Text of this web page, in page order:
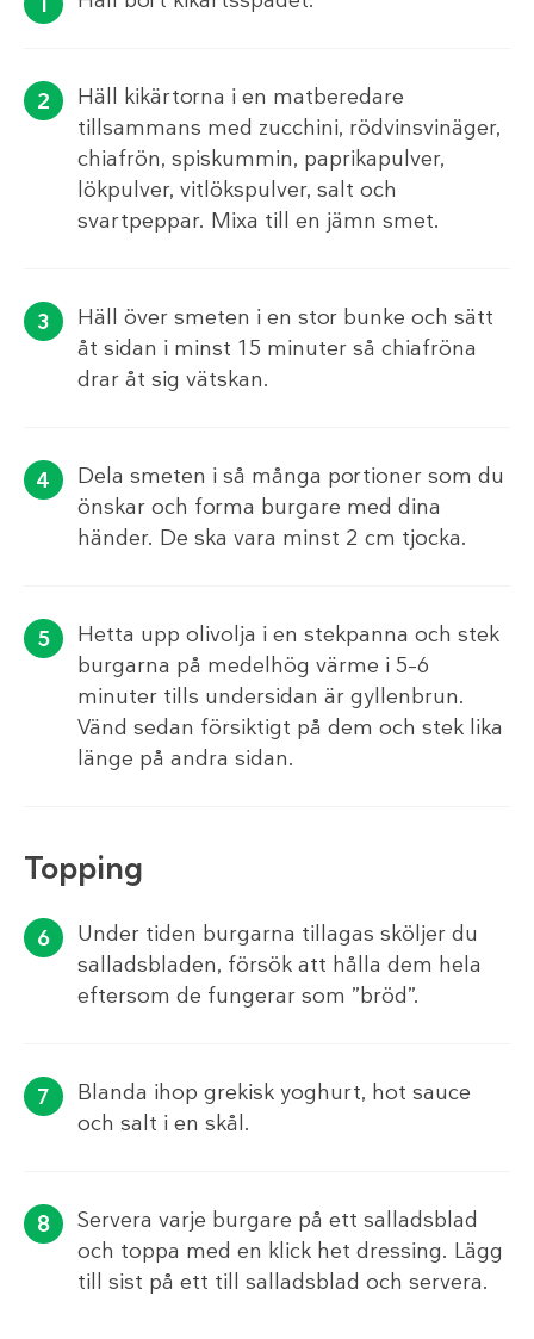
Häll kikärtorna i en matberedare
tillsammans med zucchini, rödvinsvinäger,
chiafrön, spiskummin, paprikapulver,
lökpulver, vitlökspulver, salt och
svartpeppar. Mixa till en jämn smet.
Häll över smeten i en stor bunke och sätt
åt sidan i minst 15 minuter så chiafröna
drar åt sig vätskan.
Dela smeten i så många portioner som du
önskar och forma burgare med dina
händer. De ska vara minst 2 cm tjocka.
Hetta upp olivolja i en stekpanna och stek
burgarna på medelhög värme i 5–6
minuter tills undersidan är gyllenbrun.
Vänd sedan försiktigt på dem och stek lika
länge på andra sidan.
Topping
Under tiden burgarna tillagas sköljer du
salladsbladen, försök att hålla dem hela
eftersom de fungerar som ”bröd”.
Blanda ihop grekisk yoghurt, hot sauce
och salt i en skål.
Servera varje burgare på ett salladsblad
och toppa med en klick het dressing. Lägg
till sist på ett till salladsblad och servera.